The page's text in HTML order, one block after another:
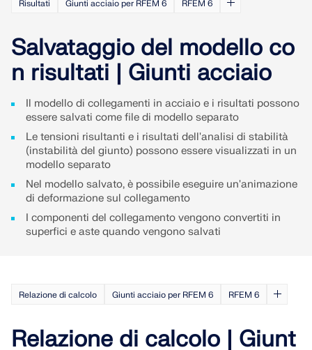
Geo-Zone Tool
delle velocità del vento e dei dati sismici.
VERIFICA DELLE ZONE DI CARICO
Risultati Giunti acciaio per RFEM 6 RFEM 6
Salvataggio del modello co
n risultati | Giunti acciaio
Il modello di collegamenti in acciaio e i risultati possono
essere salvati come file di modello separato
Le tensioni risultanti e i risultati dell'analisi di stabilità
(instabilità del giunto) possono essere visualizzati in un
modello separato
Nel modello salvato, è possibile eseguire un'animazione
di deformazione sul collegamento
I componenti del collegamento vengono convertiti in
superfici e aste quando vengono salvati
Relazione di calcolo Giunti acciaio per RFEM 6 RFEM 6
Relazione di calcolo | Giunt